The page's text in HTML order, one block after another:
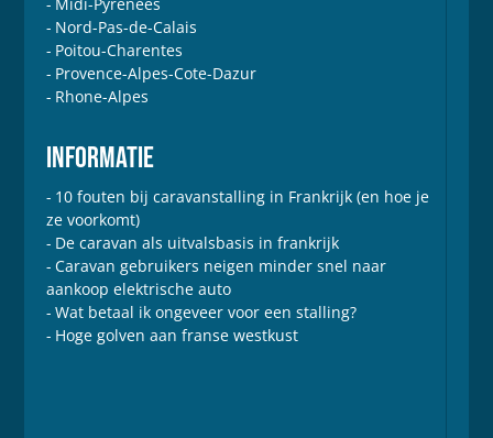
Midi-Pyrénées
Nord-Pas-de-Calais
Poitou-Charentes
Provence-Alpes-Cote-Dazur
Rhone-Alpes
INFORMATIE
10 fouten bij caravanstalling in Frankrijk (en hoe je
ze voorkomt)
De caravan als uitvalsbasis in frankrijk
Caravan gebruikers neigen minder snel naar
aankoop elektrische auto
Wat betaal ik ongeveer voor een stalling?
Hoge golven aan franse westkust